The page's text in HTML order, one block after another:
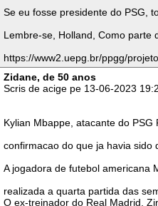
Se eu fosse presidente do PSG,
Lembre-se, Holland, Como parte
https://www2.uepg.br/ppgg/
Zidane, de 50 anos
Scris de acige pe 13-06-2023
Kylian Mbappe, atacante do
confirmacao do que ja havia sido
A jogadora de futebol americana
realizada a quarta partida das
O ex-treinador do Real Madrid,